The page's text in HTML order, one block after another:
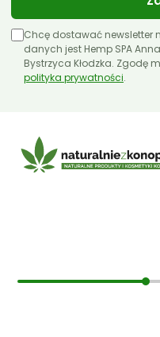
Chcę dostawać newsletter
danych jest Hemp SPA
Bystrzyca Kłodzka. Zgodę
polityka prywatności.